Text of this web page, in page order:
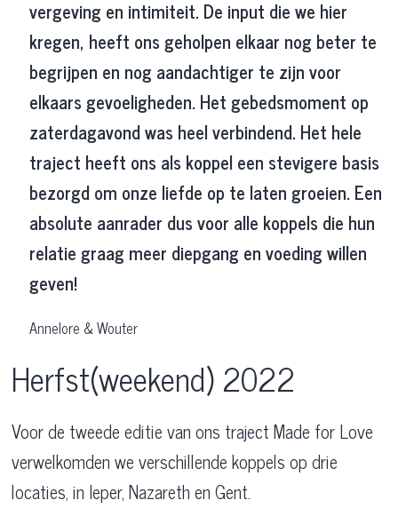
vergeving en intimiteit. De input die we hier
kregen, heeft ons geholpen elkaar nog beter te
begrijpen en nog aandachtiger te zijn voor
elkaars gevoeligheden. Het gebedsmoment op
zaterdagavond was heel verbindend. Het hele
traject heeft ons als koppel een stevigere basis
bezorgd om onze liefde op te laten groeien. Een
absolute aanrader dus voor alle koppels die hun
relatie graag meer diepgang en voeding willen
geven!
Annelore & Wouter
Herfst(weekend) 2022
Voor de tweede editie van ons traject Made for Love
verwelkomden we verschillende koppels op drie
locaties, in Ieper, Nazareth en Gent.